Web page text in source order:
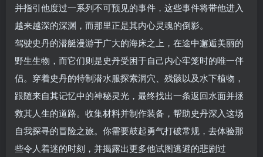
并指引他度过一系列不可预见的事件，这些事件将带他进入
越来越深的深渊，而那里正是其内心灵魂的倒影。
驾驶史丹的潜艇漫游于广大的海床之上，在途中邂逅美丽的
野生生物，而它们则是史丹受困于自己内心牢笼时的唯一伴
侣。穿着史丹的特制潜水服探索洞穴、残骸以及水下植物，
跟随来自其记忆中的神秘灵光，最终找出一条返回水面并拯
救其人生的道路。收集材料并制作装备，帮助史丹深入这场
自我探寻的冒险之旅。你需要鼓起勇气打破常规，去体验那
些令人着迷的时刻，并揭露出更多他试图逃避的悲剧过